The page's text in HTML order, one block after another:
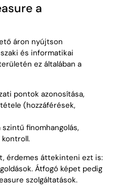
a
áron nyújtson
és informatikai
ez általában a
pontok azonosítása,
(hozzáférések,
finomhangolás,
érdemes áttekinteni ezt is:
. Átfogó képet pedig
szolgáltatások.